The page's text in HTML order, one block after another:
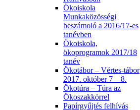
Ökoiskola
Munkaközösségi
beszámoló a 2016/17-es
tanévben
Ökoiskola,
ökoprogramok 2017/18
tanév
Ökotábor – Vértes-tábor
2017. október 7 – 8.
Ökotúra – Túra az
Ökoszakkörrel
Papírgyűjtés felhívás